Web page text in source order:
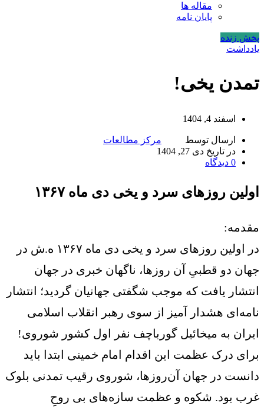
مقاله ها
پایان نامه
پخش زنده
یادداشت
تمدن یخی!
اسفند 4, 1404
ارسال توسط
مرکز مطالعات
در تاریخ دی 27, 1404
0 دیدگاه
اولین روزهای سرد و یخی دی ماه ۱۳۶۷
مقدمه:
در اولین روزهای سرد و یخی دی ماه ۱۳۶۷ ه.ش در
جهان دو قطبیِ آن روزها، ناگهان خبری در جهان
انتشار یافت که موجب شگفتی جهانیان گردید؛ انتشار
نامه‌ای هشدار آمیز از سوی رهبر انقلاب اسلامی
ایران به میخائیل گورباچف نفر اول کشور شوروی!
برای درک عظمت این اقدام امام خمینی ابتدا باید
دانست در جهان آن‌روزها، شوروی رقیب تمدنی بلوک
غرب بود. شکوه و عظمت سازه‌های بی روحِ